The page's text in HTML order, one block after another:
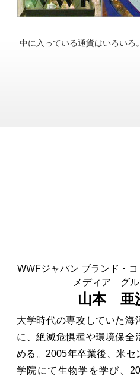
中に入っている通貨はいろいろ
WWFジャパン ブランド・
メディア グル
山本 亜
大学時代の専攻していた海
に、絶滅危惧種や環境保全
める。2005年卒業後、米セ
学院にて生物学を学び、